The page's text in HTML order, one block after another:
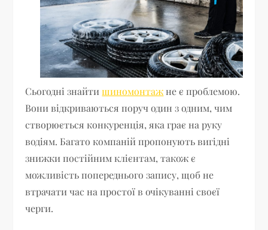
Сьогодні знайтишиномонтаж не є проблемою.
Вони відкриваються поруч один з одним, чим
створюється конкуренція, яка грає на руку
водіям. Багато компаній пропонують вигідні
знижки постійним клієнтам, також є
можливість попереднього запису, щоб не
втрачати час на простої в очікуванні своєї
черги.